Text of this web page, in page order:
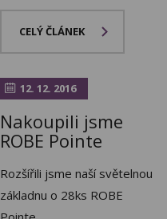
CELÝ ČLÁNEK
12. 12. 2016
Nakoupili jsme
ROBE Pointe
Rozšířili jsme naší světelnou
základnu o 28ks ROBE